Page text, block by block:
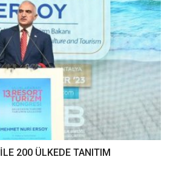
200 ÜLKEDE TANITIM